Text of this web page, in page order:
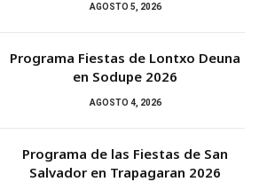
AGOSTO 5, 2026
Programa Fiestas de Lontxo Deuna
en Sodupe 2026
AGOSTO 4, 2026
Programa de las Fiestas de San
Salvador en Trapagaran 2026